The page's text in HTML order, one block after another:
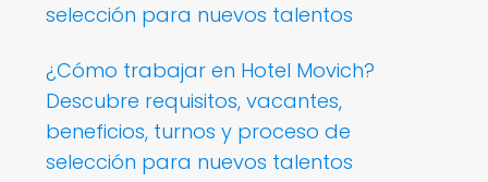
selección para nuevos talentos
¿Cómo trabajar en Hotel Movich?
Descubre requisitos, vacantes,
beneficios, turnos y proceso de
selección para nuevos talentos